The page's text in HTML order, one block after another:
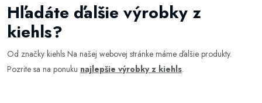
Hľadáte ďalšie výrobky z
kiehls?
Od značky kiehls Na našej webovej stránke máme ďalšie produkty.
Pozrite sa na ponuku najlepšie výrobky z kiehls.